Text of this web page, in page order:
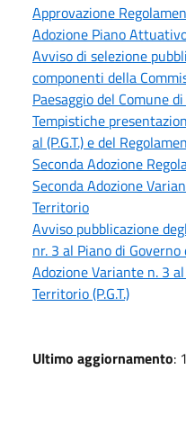
Approvazione
Adozione Piano
Avviso di selezione
componenti della
Paesaggio del Comune
Tempistiche
al (P.G.T.) e del
Seconda Adozione
Seconda Adozione
Territorio
Avviso pubblicazione
nr. 3 al Piano di Governo
Adozione Variante n. 3
Territorio (P.G.T.)
Ultimo aggiornamento: